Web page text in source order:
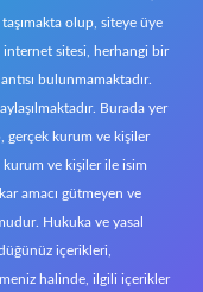
olup, siteye üye
internet sitesi, herhangi bir
bulunmamaktadır.
Burada yer
gerçek kurum ve kişiler
kurum ve kişiler ile isim
amacı gütmeyen ve
Hukuka ve yasal
içerikleri,
halinde, ilgili içerikler